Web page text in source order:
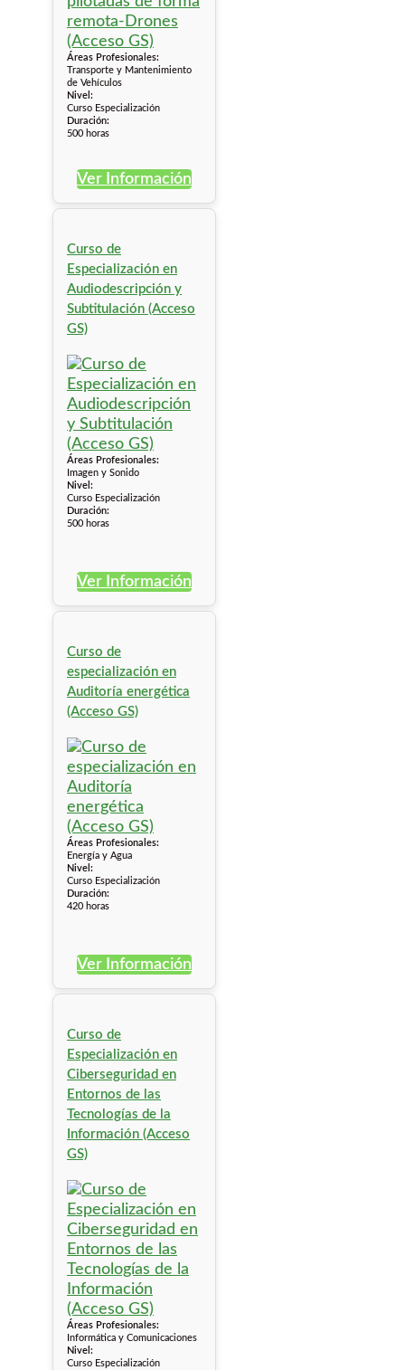
Áreas Profesionales:
Transporte y Mantenimiento
de Vehículos
Nivel:
Curso Especialización
Duración:
500 horas
Ver Información
Curso de
Especialización en
Audiodescripción y
Subtitulación (Acceso
GS)
Áreas Profesionales:
Imagen y Sonido
Nivel:
Curso Especialización
Duración:
500 horas
Ver Información
Curso de
especialización en
Auditoría energética
(Acceso GS)
Áreas Profesionales:
Energía y Agua
Nivel:
Curso Especialización
Duración:
420 horas
Ver Información
Curso de
Especialización en
Ciberseguridad en
Entornos de las
Tecnologías de la
Información (Acceso
GS)
Áreas Profesionales:
Informática y Comunicaciones
Nivel:
Curso Especialización